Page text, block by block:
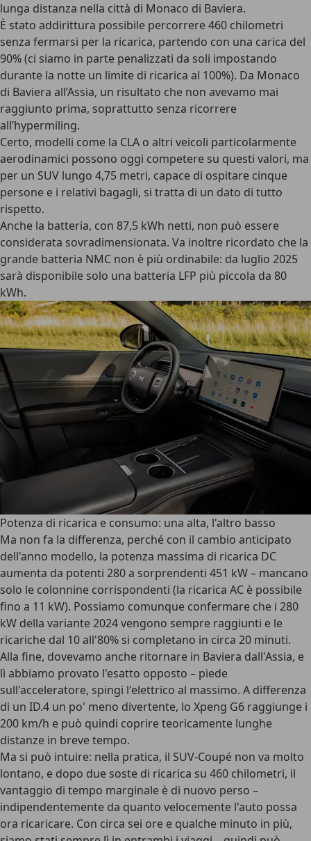
lunga distanza nella città di Monaco di Baviera.
È stato addirittura possibile percorrere 460 chilometri
senza fermarsi per la ricarica, partendo con una carica del
90% (ci siamo in parte penalizzati da soli impostando
durante la notte un limite di ricarica al 100%). Da Monaco
di Baviera all’Assia, un risultato che non avevamo mai
raggiunto prima, soprattutto senza ricorrere
all’hypermiling.
Certo, modelli come la CLA o altri veicoli particolarmente
aerodinamici possono oggi competere su questi valori, ma
per un SUV lungo 4,75 metri, capace di ospitare cinque
persone e i relativi bagagli, si tratta di un dato di tutto
rispetto.
Anche la batteria, con 87,5 kWh netti, non può essere
considerata sovradimensionata. Va inoltre ricordato che la
grande batteria NMC non è più ordinabile: da luglio 2025
sarà disponibile solo una batteria LFP più piccola da 80
kWh.
Potenza di ricarica e consumo: una alta, l'altro basso
Ma non fa la differenza, perché con il cambio anticipato
dell'anno modello, la potenza massima di ricarica DC
aumenta da potenti 280 a sorprendenti 451 kW – mancano
solo le colonnine corrispondenti (la ricarica AC è possibile
fino a 11 kW). Possiamo comunque confermare che i 280
kW della variante 2024 vengono sempre raggiunti e le
ricariche dal 10 all'80% si completano in circa 20 minuti.
Alla fine, dovevamo anche ritornare in Baviera dall'Assia, e
lì abbiamo provato l'esatto opposto – piede
sull'acceleratore, spingi l'elettrico al massimo. A differenza
di un ID.4 un po' meno divertente, lo Xpeng G6 raggiunge i
200 km/h e può quindi coprire teoricamente lunghe
distanze in breve tempo.
Ma si può intuire: nella pratica, il SUV-Coupé non va molto
lontano, e dopo due soste di ricarica su 460 chilometri, il
vantaggio di tempo marginale è di nuovo perso –
indipendentemente da quanto velocemente l'auto possa
ora ricaricare. Con circa sei ore e qualche minuto in più,